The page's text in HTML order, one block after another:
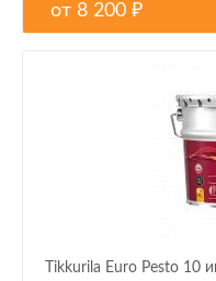
от 8 200 ₽
Tikkurila Euro Pesto 10